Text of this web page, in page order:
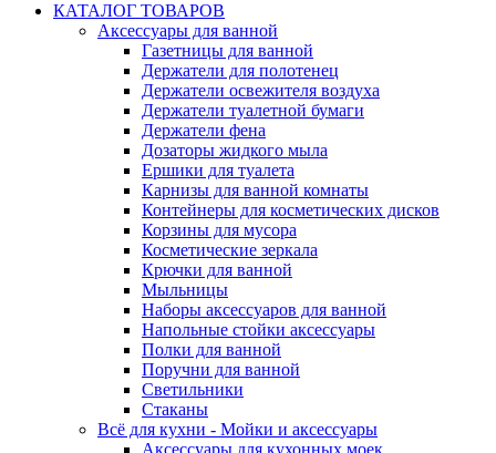
КАТАЛОГ ТОВАРОВ
Аксессуары для ванной
Газетницы для ванной
Держатели для полотенец
Держатели освежителя воздуха
Держатели туалетной бумаги
Держатели фена
Дозаторы жидкого мыла
Ершики для туалета
Карнизы для ванной комнаты
Контейнеры для косметических дисков
Корзины для мусора
Косметические зеркала
Крючки для ванной
Мыльницы
Наборы аксессуаров для ванной
Напольные стойки аксессуары
Полки для ванной
Поручни для ванной
Светильники
Стаканы
Всё для кухни - Мойки и аксессуары
Аксессуары для кухонных моек